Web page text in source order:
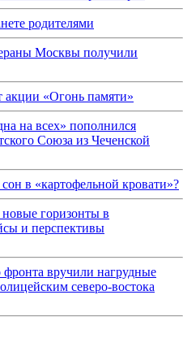
родителями
Москвы получили
акции «Огонь памяти»
на всех» пополнился
Союза из Чеченской
в «картофельной кровати»?
горизонты в
и перспективы
вручили нагрудные
северо-востока